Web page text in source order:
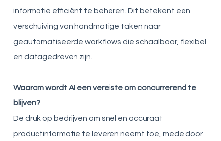
informatie efficiënt te beheren. Dit betekent een
verschuiving van handmatige taken naar
geautomatiseerde workflows die schaalbaar, flexibel
en datagedreven zijn.
Waarom wordt AI een vereiste om concurrerend te
blijven?
De druk op bedrijven om snel en accuraat
productinformatie te leveren neemt toe, mede door